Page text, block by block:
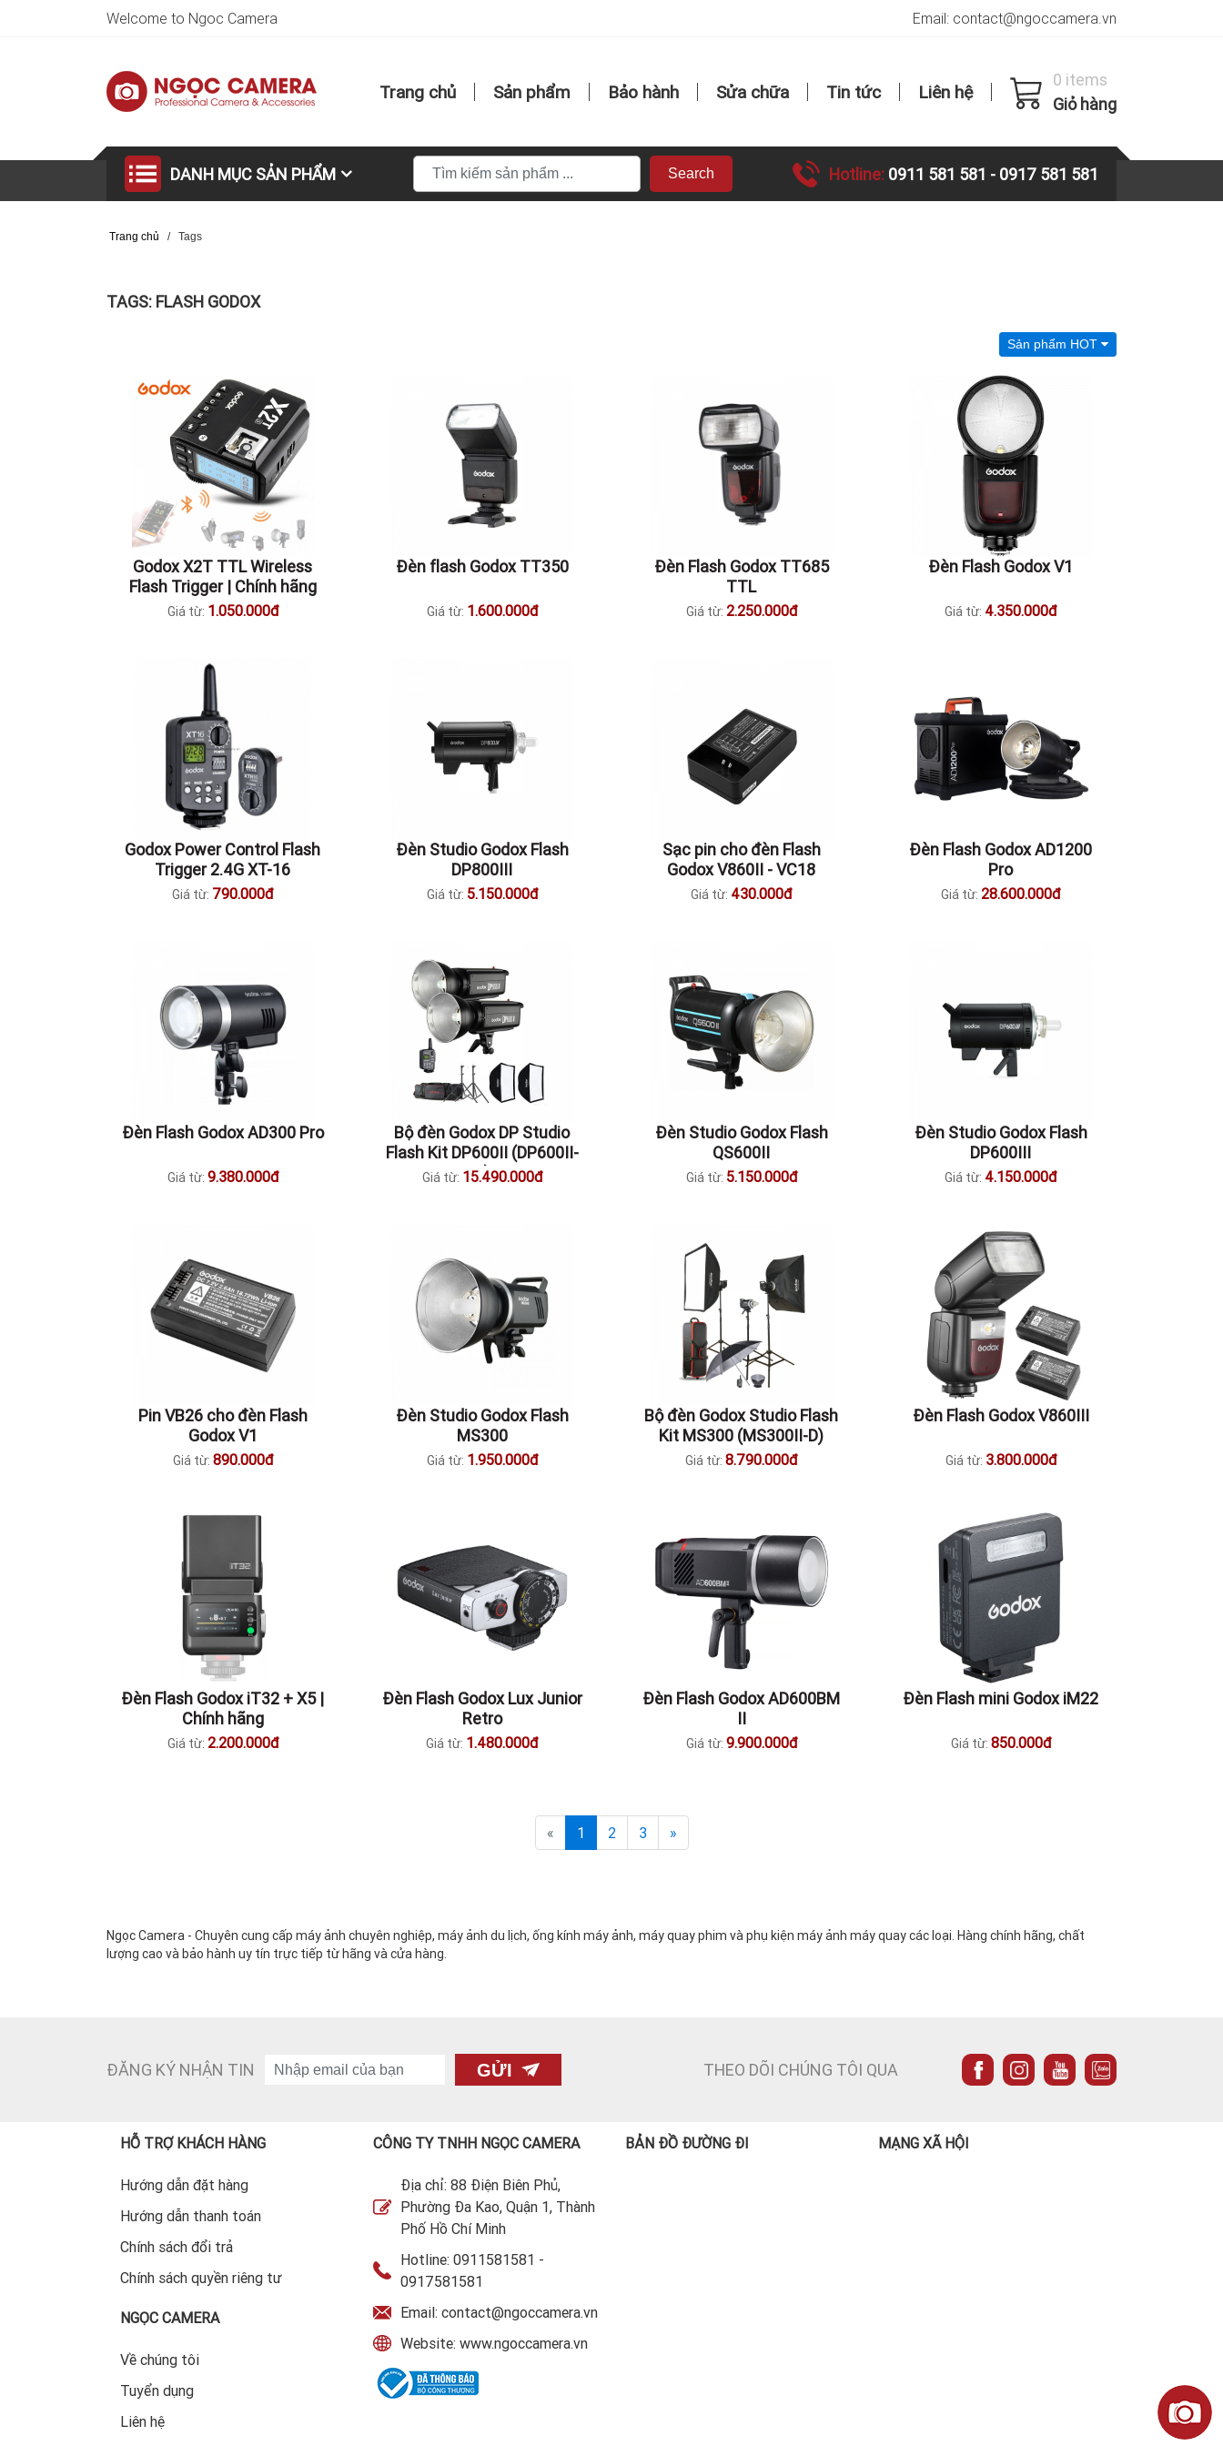
Welcome to Ngoc Camera Email: contact@ngoccamera.vn
Trang chủ Sản phẩm Bảo hành Sửa chữa Tin tức Liên hệ
0 items
Giỏ hàng
DANH MỤC SẢN PHẨM Search Hotline: 0911 581 581 - 0917 581 581
Trang chủ / Tags
TAGS: FLASH GODOX
Sản phẩm HOT
Godox X2T TTL Wireless
Flash Trigger | Chính hãng
Giá từ: 1.050.000đ
Đèn flash Godox TT350
Giá từ: 1.600.000đ
Đèn Flash Godox TT685
TTL
Giá từ: 2.250.000đ
Đèn Flash Godox V1
Giá từ: 4.350.000đ
Godox Power Control Flash
Trigger 2.4G XT-16
Giá từ: 790.000đ
Đèn Studio Godox Flash
DP800III
Giá từ: 5.150.000đ
Sạc pin cho đèn Flash
Godox V860II - VC18
Giá từ: 430.000đ
Đèn Flash Godox AD1200
Pro
Giá từ: 28.600.000đ
Đèn Flash Godox AD300 Pro
Giá từ: 9.380.000đ
Bộ đèn Godox DP Studio
Flash Kit DP600II (DP600II-
D)
Giá từ: 15.490.000đ
Đèn Studio Godox Flash
QS600II
Giá từ: 5.150.000đ
Đèn Studio Godox Flash
DP600III
Giá từ: 4.150.000đ
Pin VB26 cho đèn Flash
Godox V1
Giá từ: 890.000đ
Đèn Studio Godox Flash
MS300
Giá từ: 1.950.000đ
Bộ đèn Godox Studio Flash
Kit MS300 (MS300II-D)
Giá từ: 8.790.000đ
Đèn Flash Godox V860III
Giá từ: 3.800.000đ
Đèn Flash Godox iT32 + X5 |
Chính hãng
Giá từ: 2.200.000đ
Đèn Flash Godox Lux Junior
Retro
Giá từ: 1.480.000đ
Đèn Flash Godox AD600BM
II
Giá từ: 9.900.000đ
Đèn Flash mini Godox iM22
Giá từ: 850.000đ
« 1 2 3 »
Ngọc Camera - Chuyên cung cấp máy ảnh chuyên nghiệp, máy ảnh du lịch, ống kính máy ảnh, máy quay phim và phụ kiện máy ảnh máy quay các loại. Hàng chính hãng, chất
lượng cao và bảo hành uy tín trực tiếp từ hãng và cửa hàng.
ĐĂNG KÝ NHẬN TIN GỬI THEO DÕI CHÚNG TÔI QUA
HỖ TRỢ KHÁCH HÀNG
Hướng dẫn đặt hàng
Hướng dẫn thanh toán
Chính sách đổi trả
Chính sách quyền riêng tư
NGỌC CAMERA
Về chúng tôi
Tuyển dụng
Liên hệ
CÔNG TY TNHH NGỌC CAMERA
Địa chỉ: 88 Điện Biên Phủ,
Phường Đa Kao, Quận 1, Thành
Phố Hồ Chí Minh
Hotline: 0911581581 -
0917581581
Email: contact@ngoccamera.vn
Website: www.ngoccamera.vn
BẢN ĐỒ ĐƯỜNG ĐI MẠNG XÃ HỘI